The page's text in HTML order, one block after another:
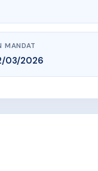
MANDAT
03/2026